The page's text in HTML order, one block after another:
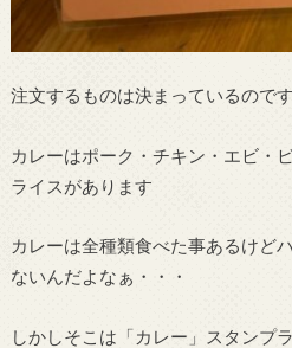
注文するものは決まっているので
カレーはポーク・チキン・エビ・
ライスがあります
カレーは全種類食べた事あるけど
ないんだよなぁ・・・
しかしそこは「カレー」スタンプ